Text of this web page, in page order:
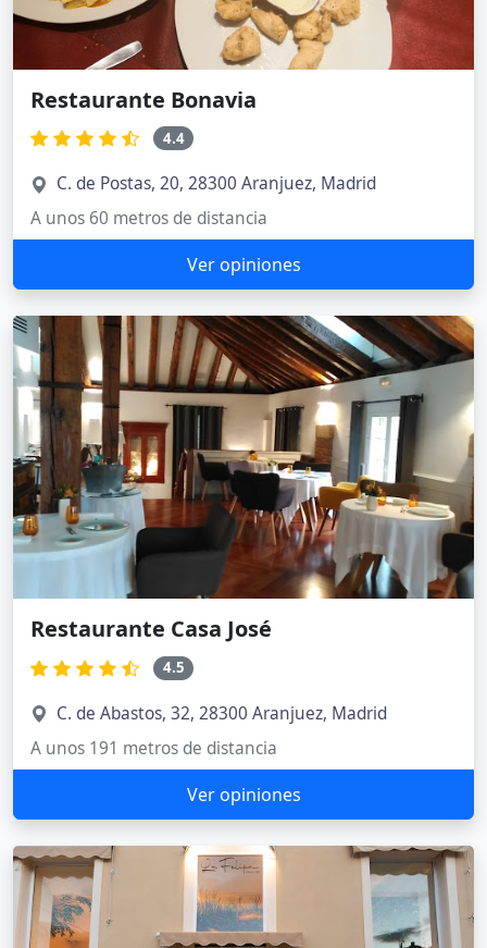
Restaurante Bonavia
4.4
C. de Postas, 20, 28300 Aranjuez, Madrid
A unos 60 metros de distancia
Ver opiniones
Restaurante Casa José
4.5
C. de Abastos, 32, 28300 Aranjuez, Madrid
A unos 191 metros de distancia
Ver opiniones